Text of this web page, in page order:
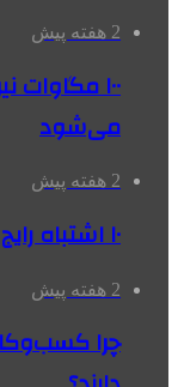
2 هفته پیش
۱۰۰
می‌شود
2 هفته پیش
۱۰ اشتباه رایج هنگام انتخاب تاورکرین برای پروژه
2 هفته پیش
چرا